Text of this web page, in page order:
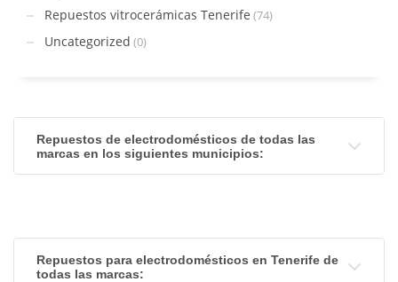
Repuestos vitrocerámicas Tenerife (74)
Uncategorized (0)
Repuestos de electrodomésticos de todas las
marcas en los siguientes municipios:
Repuestos para electrodomésticos en Tenerife de
todas las marcas: